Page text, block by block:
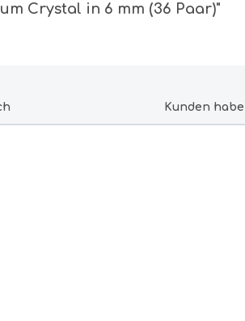
Crystal in 6 mm (36 Paar)"
Kunden